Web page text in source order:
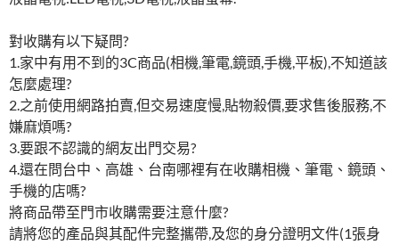
對收購有以下疑問?
1.家中有用不到的3C商品(相機,筆電,鏡頭,手機,平板),不知道該
怎麼處理?
2.之前使用網路拍賣,但交易速度慢,貼物殺價,要求售後服務,不
嫌麻煩嗎?
3.要跟不認識的網友出門交易?
4.還在問台中、高雄、台南哪裡有在收購相機、筆電、鏡頭、
手機的店嗎?
將商品帶至門市收購需要注意什麼?
請將您的產品與其配件完整攜帶,及您的身分證明文件(1張身